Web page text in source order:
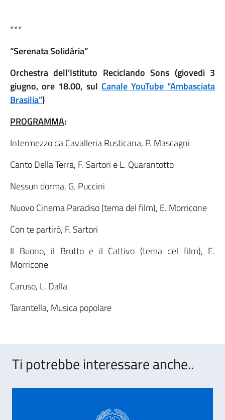
***
“Serenata Solidária”
Orchestra dell’Istituto Reciclando Sons (giovedi 3
giugno, ore 18.00, sul Canale YouTube “Ambasciata
Brasilia”)
PROGRAMMA:
Intermezzo da Cavalleria Rusticana, P. Mascagni
Canto Della Terra, F. Sartori e L. Quarantotto
Nessun dorma, G. Puccini
Nuovo Cinema Paradiso (tema del film), E. Morricone
Con te partirò, F. Sartori
Il Buono, il Brutto e il Cattivo (tema del film), E.
Morricone
Caruso, L. Dalla
Tarantella, Musica popolare
Ti potrebbe interessare anche..